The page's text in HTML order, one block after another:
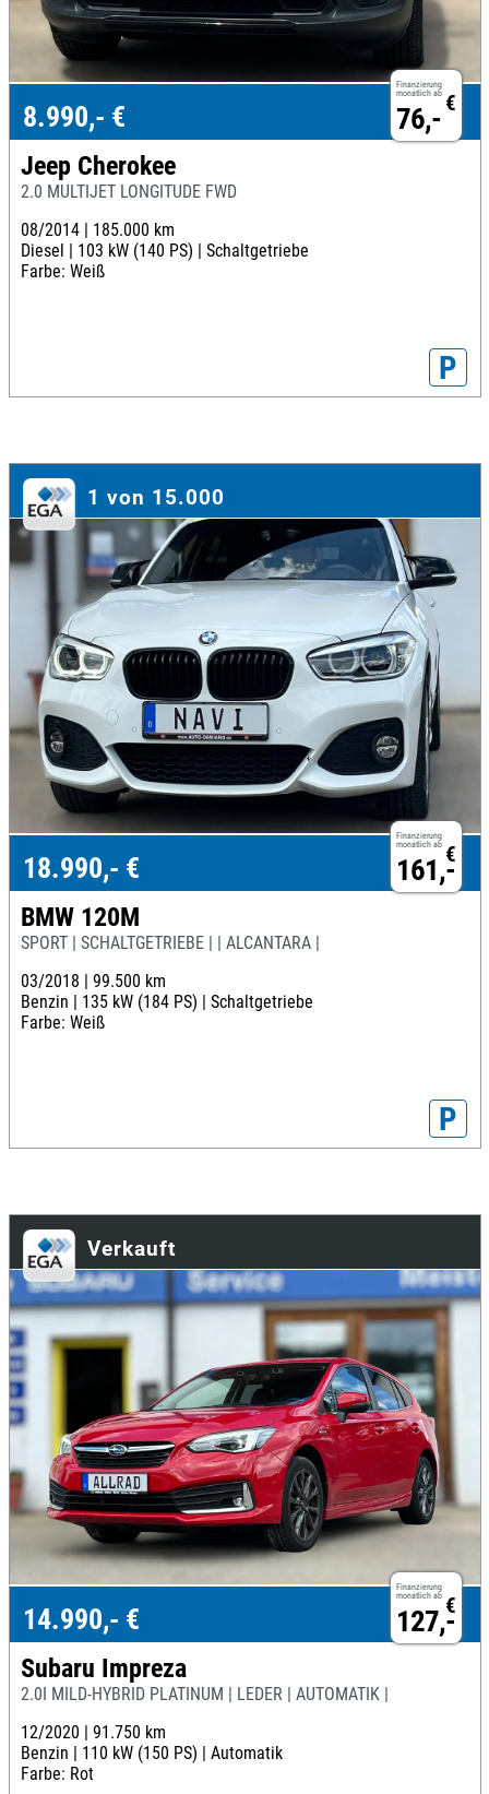
Finanzierung
monatlich ab €
76,-
8.990,- €
Jeep Cherokee
2.0 MULTIJET LONGITUDE FWD
08/2014 | 185.000 km
Diesel | 103 kW (140 PS) | Schaltgetriebe
Farbe: Weiß
P
1 von 15.000
Finanzierung
monatlich ab €
161,-
18.990,- €
BMW 120M
SPORT | SCHALTGETRIEBE | | ALCANTARA |
03/2018 | 99.500 km
Benzin | 135 kW (184 PS) | Schaltgetriebe
Farbe: Weiß
P
Verkauft
Finanzierung
monatlich ab €
127,-
14.990,- €
Subaru Impreza
2.0I MILD-HYBRID PLATINUM | LEDER | AUTOMATIK |
12/2020 | 91.750 km
Benzin | 110 kW (150 PS) | Automatik
Farbe: Rot